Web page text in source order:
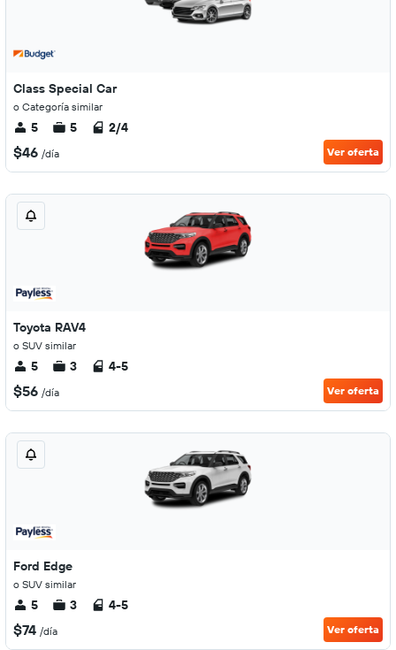
Class Special Car
o Categoría similar
5 5 2/4
$46 /día Ver oferta
Toyota RAV4
o SUV similar
5 3 4-5
$56 /día Ver oferta
Ford Edge
o SUV similar
5 3 4-5
$74 /día Ver oferta